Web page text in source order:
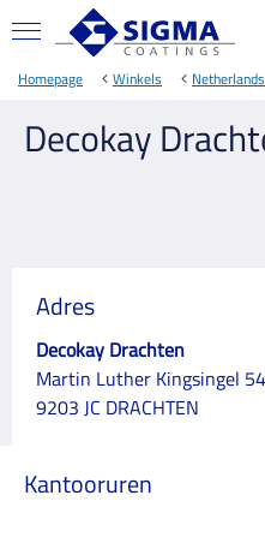
Homepage Winkels
Decokay
Adres
Decokay Drachten
Martin Luther Kingsingel 54
9203 JC DRACHTEN
Kantooruren